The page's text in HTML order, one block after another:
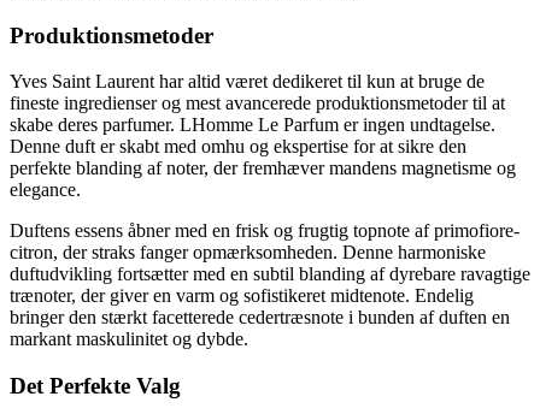
Produktionsmetoder
Yves Saint Laurent har altid været dedikeret til kun at bruge de
fineste ingredienser og mest avancerede produktionsmetoder til at
skabe deres parfumer. LHomme Le Parfum er ingen undtagelse.
Denne duft er skabt med omhu og ekspertise for at sikre den
perfekte blanding af noter, der fremhæver mandens magnetisme og
elegance.
Duftens essens åbner med en frisk og frugtig topnote af primofiore-
citron, der straks fanger opmærksomheden. Denne harmoniske
duftudvikling fortsætter med en subtil blanding af dyrebare ravagtige
trænoter, der giver en varm og sofistikeret midtenote. Endelig
bringer den stærkt facetterede cedertræsnote i bunden af duften en
markant maskulinitet og dybde.
Det Perfekte Valg